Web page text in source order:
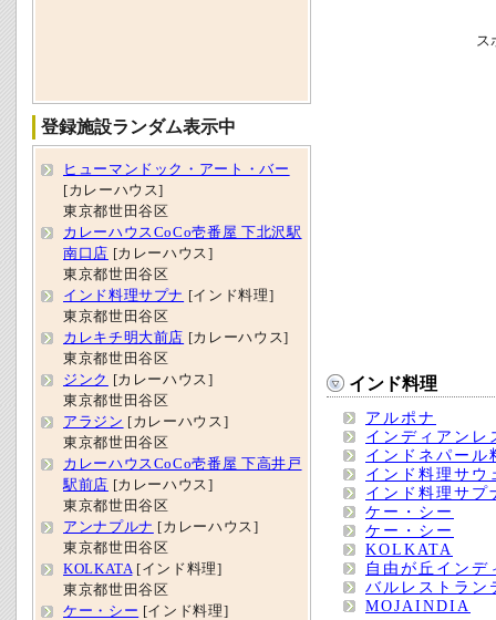
ス
インド料理
アルポナ
インディアンレ
インドネパール
インド料理サウ
インド料理サプ
ケー・シー
ケー・シー
KOLKATA
自由が丘インデ
バルレストラン
MOJAINDIA
登録施設ランダム表示中
ヒューマンドック・アート・バー
[カレーハウス]
東京都世田谷区
カレーハウスCoCo壱番屋 下北沢駅
南口店 [カレーハウス]
東京都世田谷区
インド料理サプナ [インド料理]
東京都世田谷区
カレキチ明大前店 [カレーハウス]
東京都世田谷区
ジンク
[カレーハウス]
東京都世田谷区
アラジン [カレーハウス]
東京都世田谷区
カレーハウスCoCo壱番屋 下高井戸
駅前店 [カレーハウス]
東京都世田谷区
アンナプルナ [カレーハウス]
東京都世田谷区
KOLKATA[インド料理]
東京都世田谷区
ケー・シー [インド料理]